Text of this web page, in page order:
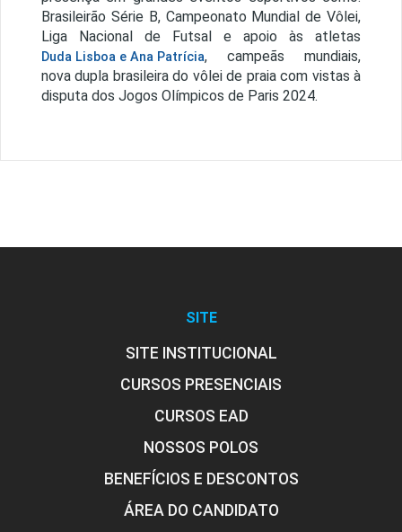
Brasileirão Série B, Campeonato Mundial de Vôlei,
Liga Nacional de Futsal e apoio às atletas
Duda Lisboa e Ana Patrícia, campeãs mundiais,
nova dupla brasileira do vôlei de praia com vistas à
disputa dos Jogos Olímpicos de Paris 2024.
SITE
SITE INSTITUCIONAL
CURSOS PRESENCIAIS
CURSOS EAD
NOSSOS POLOS
BENEFÍCIOS E DESCONTOS
ÁREA DO CANDIDATO